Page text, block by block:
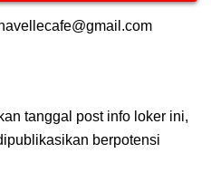
tanggal post info loker ini,
berpotensi